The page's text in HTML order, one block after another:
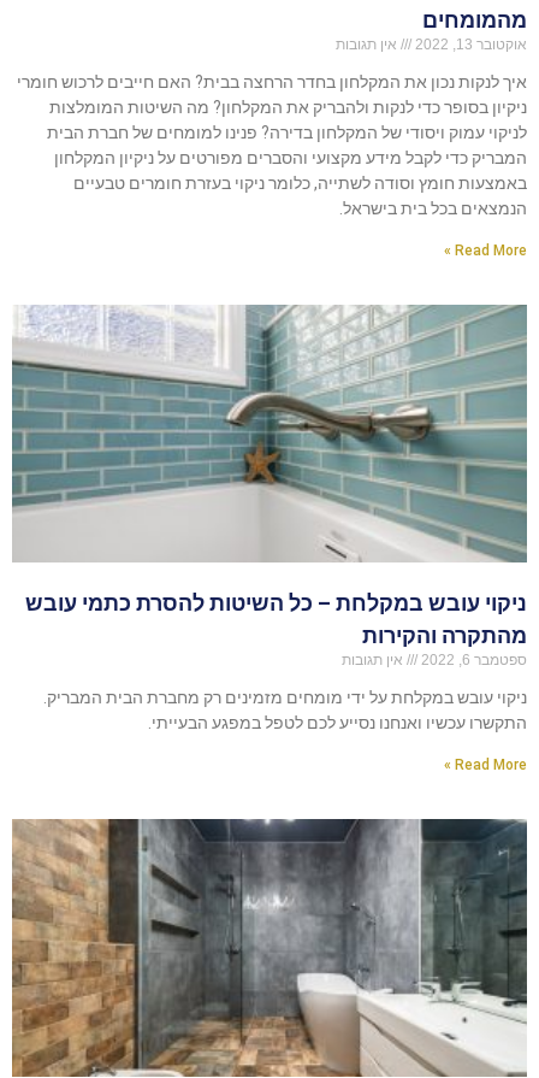
מהמומחים
אוקטובר 13, 2022 אין תגובות
איך לנקות נכון את המקלחון בחדר הרחצה בבית? האם חייבים לרכוש חומרי
ניקיון בסופר כדי לנקות ולהבריק את המקלחון? מה השיטות המומלצות
לניקוי עמוק ויסודי של המקלחון בדירה? פנינו למומחים של חברת הבית
המבריק כדי לקבל מידע מקצועי והסברים מפורטים על ניקיון המקלחון
באמצעות חומץ וסודה לשתייה, כלומר ניקוי בעזרת חומרים טבעיים
הנמצאים בכל בית בישראל.
Read More »
ניקוי עובש במקלחת – כל השיטות להסרת כתמי עובש
מהתקרה והקירות
ספטמבר 6, 2022 אין תגובות
ניקוי עובש במקלחת על ידי מומחים מזמינים רק מחברת הבית המבריק.
התקשרו עכשיו ואנחנו נסייע לכם לטפל במפגע הבעייתי.
Read More »